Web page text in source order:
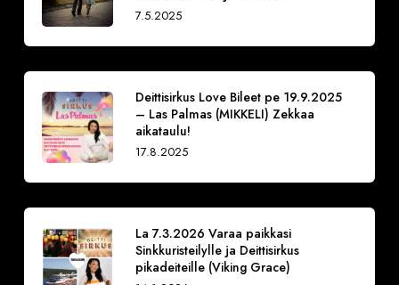
7.5.2025
Deittisirkus Love Bileet pe 19.9.2025
– Las Palmas (MIKKELI) Zekkaa
aikataulu!
17.8.2025
La 7.3.2026 Varaa paikkasi
Sinkkuristeilylle ja Deittisirkus
pikadeiteille (Viking Grace)